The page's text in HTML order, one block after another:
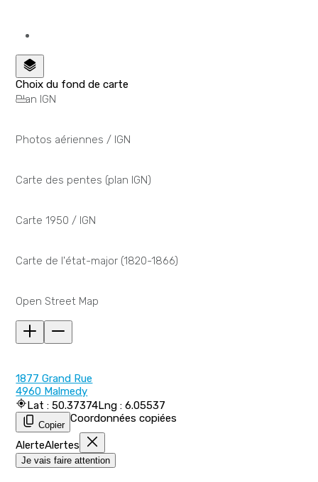
Choix du fond de carte
Plan IGN
Photos aériennes / IGN
Carte des pentes (plan IGN)
Carte 1950 / IGN
Carte de l'état-major (1820-1866)
Open Street Map
1877 Grand Rue
4960 Malmedy
Lat : 50.37374Lng : 6.05537
Copier
Coordonnées copiées
AlerteAlertes
Je vais faire attention